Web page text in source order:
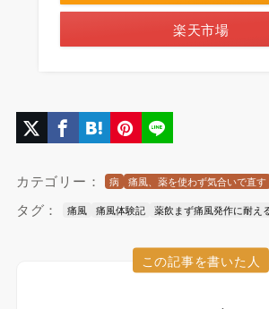
楽天市場
カテゴリー： 病 痛風、薬を使わず気合いで直す
タグ： 痛風 痛風体験記 薬飲まず痛風発作に耐え
この記事を書いた人